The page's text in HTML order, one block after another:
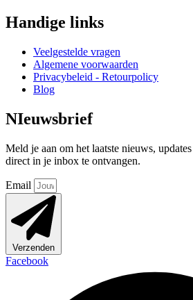
Handige links
Veelgestelde vragen
Algemene voorwaarden
Privacybeleid - Retourpolicy
Blog
NIeuwsbrief
Meld je aan om het laatste nieuws,
direct in je inbox te ontvangen.
Email
Verzenden
Facebook